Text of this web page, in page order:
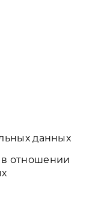
данных
отношении